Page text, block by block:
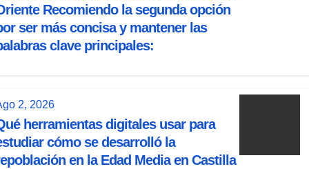
Recomiendo la segunda opción
ser más concisa y mantener las
clave principales:
2, 2026
herramientas digitales usar para
cómo se desarrolló la
en la Edad Media en Castilla